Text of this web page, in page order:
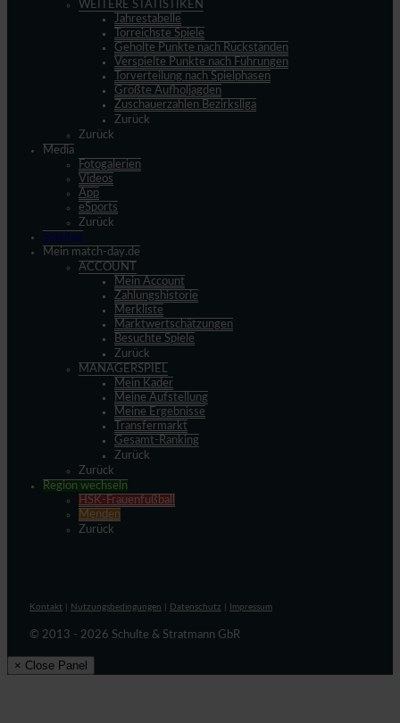
WEITERE STATISTIKEN
Jahrestabelle
Torreichste Spiele
Geholte Punkte nach Rückständen
Verspielte Punkte nach Führungen
Torverteilung nach Spielphasen
Größte Aufholjagden
Zuschauerzahlen Bezirksliga
Zurück
Zurück
Media
Fotogalerien
Videos
App
eSports
Zurück
Spieltag
Mein match-day.de
ACCOUNT
Mein Account
Zahlungshistorie
Merkliste
Marktwertschätzungen
Besuchte Spiele
Zurück
MANAGERSPIEL
Mein Kader
Meine Aufstellung
Meine Ergebnisse
Transfermarkt
Gesamt-Ranking
Zurück
Zurück
Region wechseln
HSK-Frauenfußball
Menden
Zurück
Kontakt Nutzungsbedingungen Datenschutz Impressum
© 2013 - 2026 Schulte & Stratmann GbR
× Close Panel